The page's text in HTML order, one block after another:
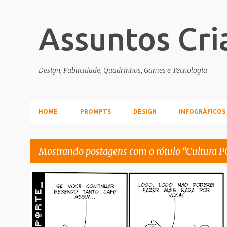
Assuntos
Design, Publicidade, Quadrinhos, Games e Tecnologia
HOME PROMPTS DESIGN INFOGRÁFICOS
Mostrando postagens com o rótulo Cultura
P
o
s
CULTURA POP